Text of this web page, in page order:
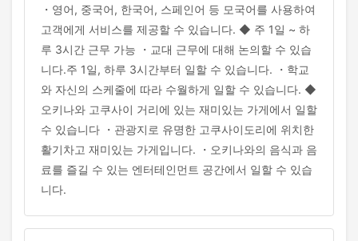
・영어, 중국어, 한국어, 스페인어 등 모국어를 사용하여
고객에게 서비스를 제공할 수 있습니다. ◆ 주 1일 ~ 하
루 3시간 근무 가능 ・교대 근무에 대해 논의할 수 있습
니다.주 1일, 하루 3시간부터 일할 수 있습니다. ・학교
와 자신의 스케줄에 따라 수월하게 일할 수 있습니다. ◆
오키나와 고쿠사이 거리에 있는 재미있는 가게에서 일할
수 있습니다 ・관광지로 유명한 고쿠사이도리에 위치한
활기차고 재미있는 가게입니다. ・오키나와의 음식과 음
료를 즐길 수 있는 엔터테인먼트 공간에서 일할 수 있습
니다.